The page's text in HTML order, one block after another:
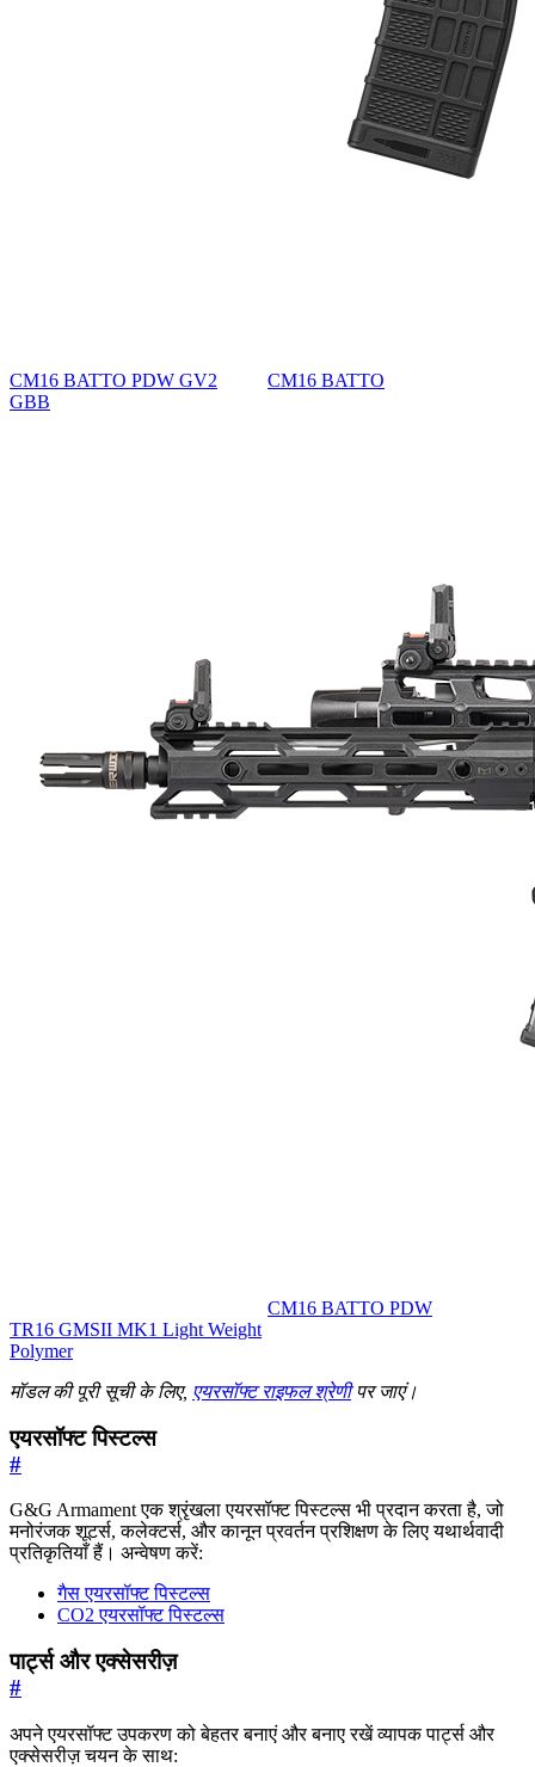
CM16 BATTO PDW GV2
GBB
CM16 BATTO
CM16 BATTO PDW
TR16 GMSII MK1 Light Weight
Polymer
मॉडल की पूरी सूची के लिए, एयरसॉफ्ट राइफल श्रेणीपर जाएं।
एयरसॉफ्ट पिस्टल्स
#
G&G Armament एक श्रृंखला एयरसॉफ्ट पिस्टल्स भी प्रदान करता है, जो
मनोरंजक शूटर्स, कलेक्टर्स, और कानून प्रवर्तन प्रशिक्षण के लिए यथार्थवादी
प्रतिकृतियाँ हैं। अन्वेषण करें:
गैस एयरसॉफ्ट पिस्टल्स
CO2 एयरसॉफ्ट पिस्टल्स
पार्ट्स और एक्सेसरीज़
#
अपने एयरसॉफ्ट उपकरण को बेहतर बनाएं और बनाए रखें व्यापक पार्ट्स और
एक्सेसरीज़ चयन के साथ: